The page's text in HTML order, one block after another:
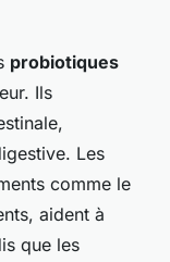
probiotiques
Ils
Les
comme le
aident à
que les